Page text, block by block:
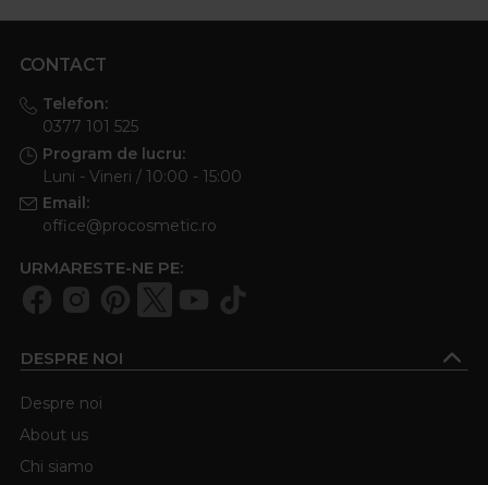
CONTACT
Telefon:
0377 101 525
Program de lucru:
Luni - Vineri / 10:00 - 15:00
Email:
office@procosmetic.ro
URMARESTE-NE PE:
DESPRE NOI
Despre noi
About us
Chi siamo